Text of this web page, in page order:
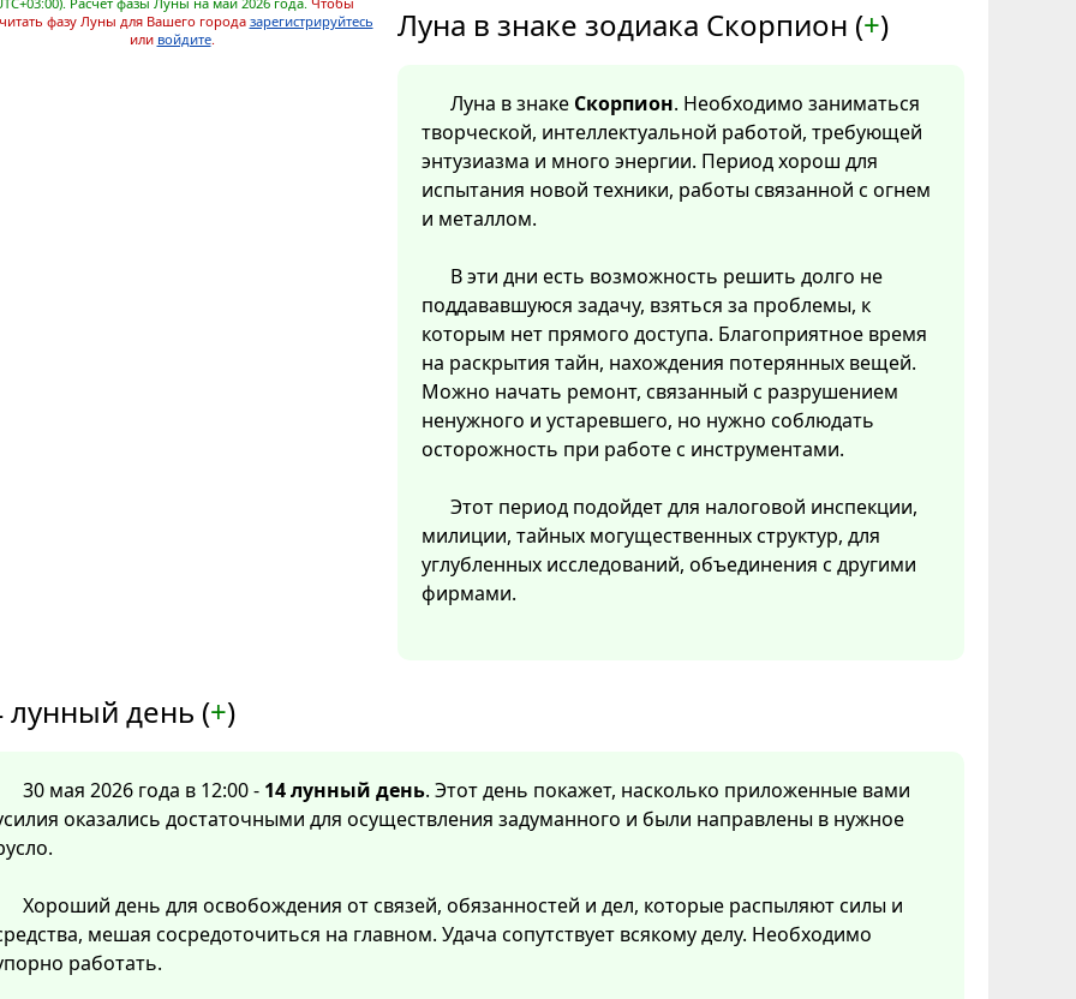
фазу Луны для Вашего города зарегистрируйтесь
или войдите. Луна в знаке зодиака Скорпион (+)
Луна в знаке Скорпион. Необходимо заниматься
творческой, интеллектуальной работой, требующей
энтузиазма и много энергии. Период хорош для
испытания новой техники, работы связанной с огнем
и металлом.
В эти дни есть возможность решить долго не
поддававшуюся задачу, взяться за проблемы, к
которым нет прямого доступа. Благоприятное время
на раскрытия тайн, нахождения потерянных вещей.
Можно начать ремонт, связанный с разрушением
ненужного и устаревшего, но нужно соблюдать
осторожность при работе с инструментами.
Этот период подойдет для налоговой инспекции,
милиции, тайных могущественных структур, для
углубленных исследований, объединения с другими
фирмами.
лунный день (+)
30 мая 2026 года в 12:00 - 14 лунный день. Этот день покажет, насколько приложенные вами
оказались достаточными для осуществления задуманного и были направлены в нужное
Хороший день для освобождения от связей, обязанностей и дел, которые распыляют силы и
мешая сосредоточиться на главном. Удача сопутствует всякому делу. Необходимо
работать.